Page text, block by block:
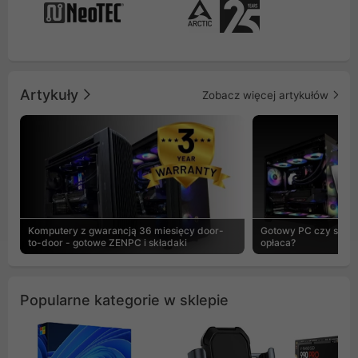
Artykuły Zobacz więcej artykułów
Komputery z gwarancją 36 miesięcy door-
to-door - gotowe ZENPC i składaki
Gotowy PC czy
opłaca?
Popularne kategorie w sklepie